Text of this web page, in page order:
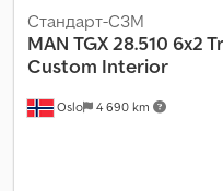
Oslo 4 690 km
Стандарт-СЗМ
MAN TGX 28.510 6x2
Custom Interior